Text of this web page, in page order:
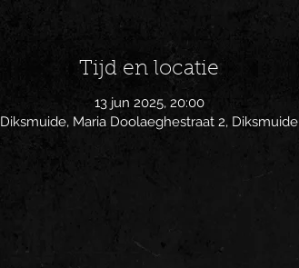
Tijd en locatie
13 jun 2025, 20:00
Diksmuide, Maria Doolaeghestraat 2, Diksmuide